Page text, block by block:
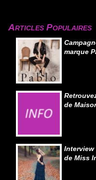
Articles Populaires
marque
de
Interview
de Miss